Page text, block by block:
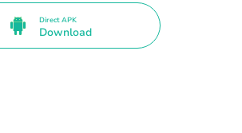
Direct APK
Download